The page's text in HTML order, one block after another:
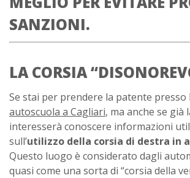
SANZIONI.
LA CORSIA
Se stai per prendere la patente presso
autoscuola a Cagliari, ma anche se già
interesserà conoscere informazioni
sull’utilizzo della corsia di destra in
Questo luogo è considerato dagli
quasi come una sorta di “corsia della